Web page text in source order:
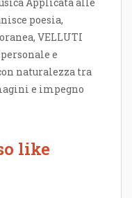
Applicata alle
poesia,
VELLUTI
e
naturalezza tra
e impegno
like